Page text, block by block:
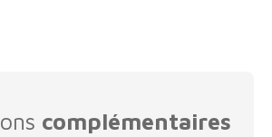
complémentaires